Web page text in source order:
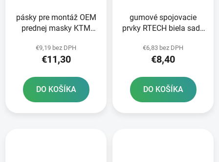
pásky pre montáž OEM
prednej masky KTM
RTECH
€9,19 bez DPH
€11,30
DO KOŠÍKA
gumové spojovacie
prvky RTECH biela sada
€6,83 bez DPH
€8,40
DO KOŠÍKA